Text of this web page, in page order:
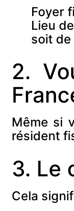
Foyer
Lieu
soit de
2.
Même si
résident
3. Le
Cela